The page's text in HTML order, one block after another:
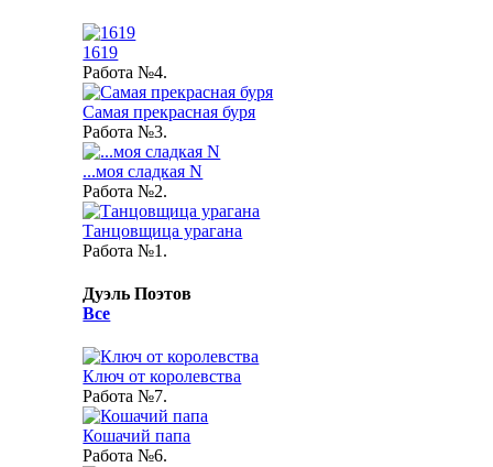
1619
Работа №4.
Самая прекрасная буря
Работа №3.
...моя сладкая N
Работа №2.
Танцовщица урагана
Работа №1.
Дуэль Поэтов
Все
Ключ от королевства
Работа №7.
Кошачий папа
Работа №6.